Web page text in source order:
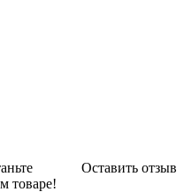
Оставить отзыв
товаре!